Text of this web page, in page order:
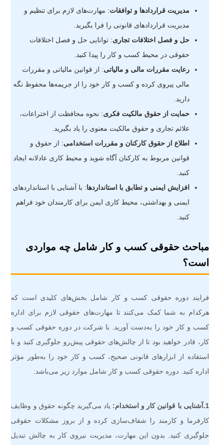
مدیریت قراردادها و توافقات: مهارت‌های لازم برای تنظیم و
مدیریت قراردادهای قانونی را فرا بگیرید.
حل و فصل اختلافات تجاری: توانایی حل و فصل اختلافات
حقوقی در محیط کسب و کار را پیدا کنید.
رعایت مقررات مالی و مالیاتی: از قوانین مالیاتی و مقررات
مالی پیروی کرده و کسب و کار خود را از جریمه‌ها محفوظ نگه
دارید.
حمایت از حقوق مالکیت فکری: نحوه محافظت از اختراعات،
علائم تجاری و حقوق مالکیت معنوی را یاد بگیرید.
اطلاع از حقوق کارکنان و مقررات استخدامی: از حقوق و
قوانین مربوط به کارکنان آگاه شوید و محیط کاری عادلانه ایجاد
کنید.
افزایش ایمنی و تطابق با استانداردها: با آشنایی با استانداردهای
ایمنی و بهداشتی، محیط کاری ایمن برای کارمندان خود فراهم
کنید.
مباحث حقوقی کسب و کار شامل چه مواردی
است؟
فرایند دوره حقوقی کسب و کار شامل بخش‌های کلیدی است که
هرکدام به شما کمک می‌کنند تا مهارت‌های حقوقی لازم برای اداره
کسب و کار خود را به‌دست آورید. با شرکت در دوره حقوقی کسب و
کار، قادر خواهید بود تا از چالش‌های حقوقی پیش‌رو جلوگیری کنید و با
استفاده از ابزارهای قانونی صحیح، کسب و کار خود را به‌طور مؤثر
اداره کنید. دوره حقوقی کسب و کار شامل موارد زیر می‌باشد:
1.آشنایی با قوانین کار و استخدام:
یاد می‌گیرید چگونه حقوق و وظایف
کارفرما و کارمند را شفاف‌سازی کرده و از بروز مشکلات حقوقی
جلوگیری کنید. بدون این مهارت، مدیریت نیروی کار به چالش تبدیل